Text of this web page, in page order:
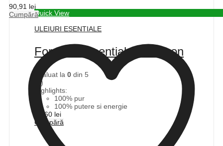
Quick View
ULEIURI ESENTIALE
Forever Essential Oil Lemon
Evaluat la 0 din 5
(0)
Highlights:
100% pur
100% putere si energie
89,60 lei
Cumpără
90,91 lei
Cumpără